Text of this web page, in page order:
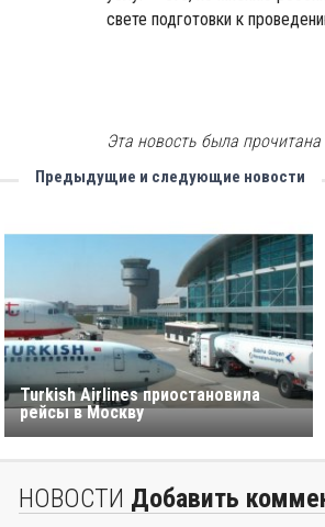
свете подготовки к
Эта новость была прочитана
Предыдущие и следующие новости
Turkish Airlines приостановила
рейсы в Москву
НОВОСТИ Добавить